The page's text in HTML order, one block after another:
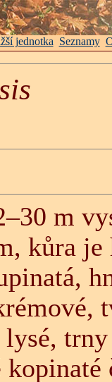
jednotka Seznamy
m
kůra je
lysé,